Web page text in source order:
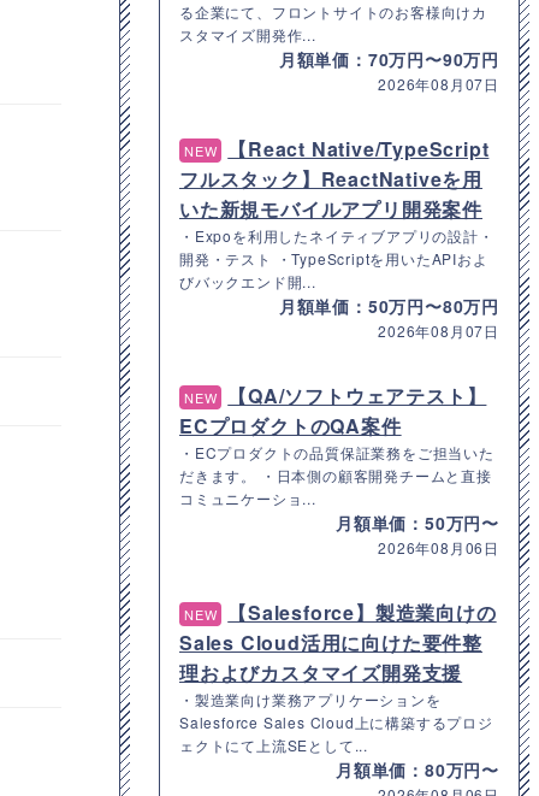
る企業にて、フロントサイトのお客様向けカ
スタマイズ開発作...
月額単価：70万円〜90万円
2026年08月07日
NEW
【React Native/TypeScript
フルスタック】ReactNativeを用
いた新規モバイルアプリ開発案件
・Expoを利用したネイティブアプリの設計・
開発・テスト ・TypeScriptを用いたAPIおよ
びバックエンド開...
月額単価：50万円〜80万円
2026年08月07日
NEW
【QA/ソフトウェアテスト】
ECプロダクトのQA案件
・ECプロダクトの品質保証業務をご担当いた
だきます。 ・日本側の顧客開発チームと直接
コミュニケーショ...
月額単価：50万円〜
2026年08月06日
NEW
【Salesforce】製造業向けの
Sales Cloud活用に向けた要件整
理およびカスタマイズ開発支援
・製造業向け業務アプリケーションを
Salesforce Sales Cloud上に構築するプロジ
ェクトにて上流SEとして...
月額単価：80万円〜